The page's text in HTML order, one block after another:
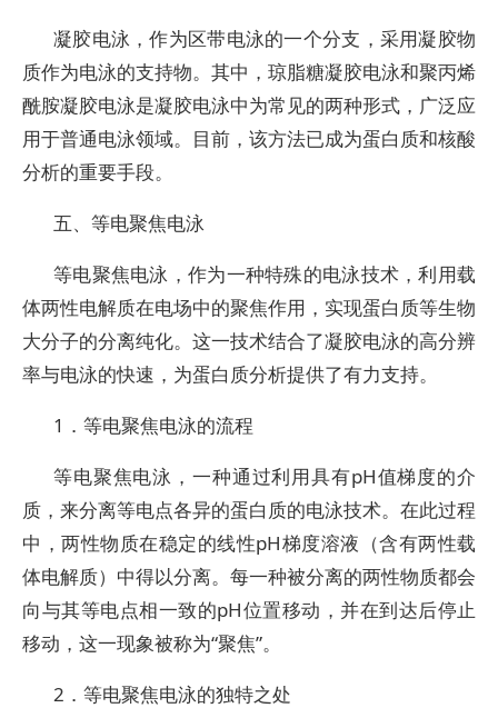
凝胶电泳，作为区带电泳的一个分支，采用凝胶物
质作为电泳的支持物。其中，琼脂糖凝胶电泳和聚丙烯
酰胺凝胶电泳是凝胶电泳中为常见的两种形式，广泛应
用于普通电泳领域。目前，该方法已成为蛋白质和核酸
分析的重要手段。
五、等电聚焦电泳
等电聚焦电泳，作为一种特殊的电泳技术，利用载
体两性电解质在电场中的聚焦作用，实现蛋白质等生物
大分子的分离纯化。这一技术结合了凝胶电泳的高分辨
率与电泳的快速，为蛋白质分析提供了有力支持。
1．等电聚焦电泳的流程
等电聚焦电泳，一种通过利用具有pH值梯度的介
质，来分离等电点各异的蛋白质的电泳技术。在此过程
中，两性物质在稳定的线性pH梯度溶液（含有两性载
体电解质）中得以分离。每一种被分离的两性物质都会
向与其等电点相一致的pH位置移动，并在到达后停止
移动，这一现象被称为“聚焦”。
2．等电聚焦电泳的独特之处